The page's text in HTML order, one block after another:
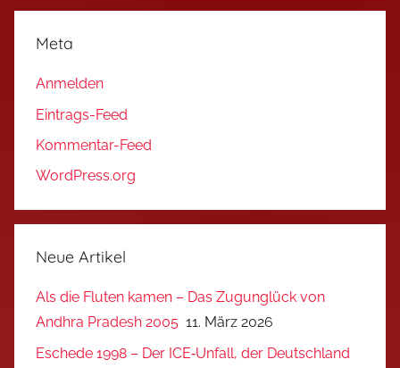
Meta
Anmelden
Eintrags-Feed
Kommentar-Feed
WordPress.org
Neue Artikel
Als die Fluten kamen – Das Zugunglück von
Andhra Pradesh 2005 11. März 2026
Eschede 1998 – Der ICE‑Unfall, der Deutschland